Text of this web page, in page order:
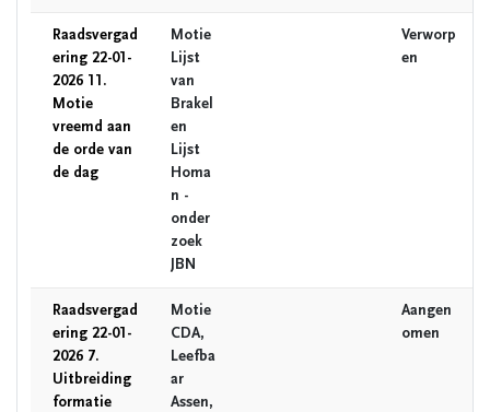
Raadsvergad
ering 22-01-
2026 11.
Motie
vreemd aan
de orde van
de dag
Motie
Lijst
van
Brakel
en
Lijst
Homa
n -
onder
zoek
JBN
Verworp
en
Raadsvergad
ering 22-01-
2026 7.
Uitbreiding
formatie
Motie
CDA,
Leefba
ar
Assen,
Aangen
omen